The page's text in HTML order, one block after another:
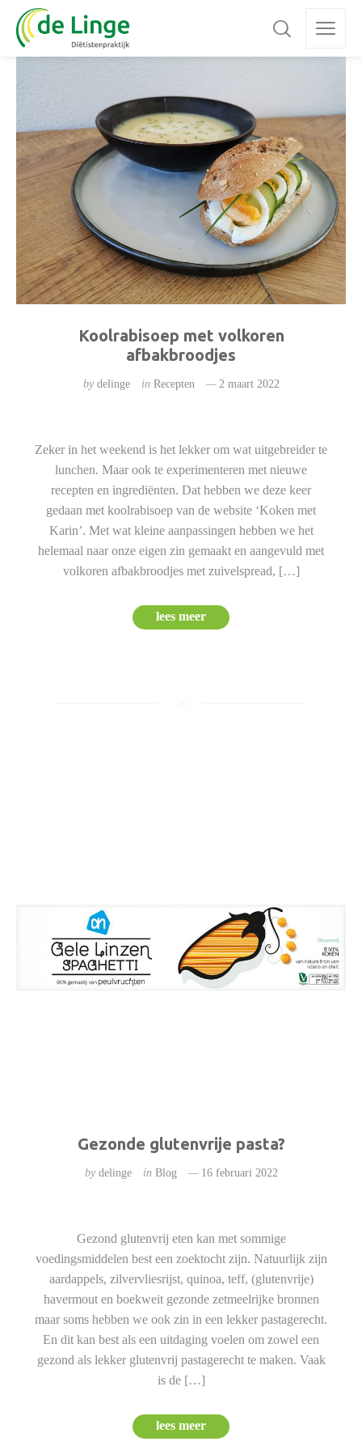
Koolrabisoep met volkoren
afbakbroodjes
by delinge in Recepten 2 maart 2022
Zeker in het weekend is het lekker om wat uitgebreider te
lunchen. Maar ook te experimenteren met nieuwe
recepten en ingrediënten. Dat hebben we deze keer
gedaan met koolrabisoep van de website ‘Koken met
Karin’. Met wat kleine aanpassingen hebben we het
helemaal naar onze eigen zin gemaakt en aangevuld met
volkoren afbakbroodjes met zuivelspread, […]
lees meer
Gezonde glutenvrije pasta?
by delinge in Blog 16 februari 2022
Gezond glutenvrij eten kan met sommige
voedingsmiddelen best een zoektocht zijn. Natuurlijk zijn
aardappels, zilvervliesrijst, quinoa, teff, (glutenvrije)
havermout en boekweit gezonde zetmeelrijke bronnen
maar soms hebben we ook zin in een lekker pastagerecht.
En dit kan best als een uitdaging voelen om zowel een
gezond als lekker glutenvrij pastagerecht te maken. Vaak
is de […]
lees meer